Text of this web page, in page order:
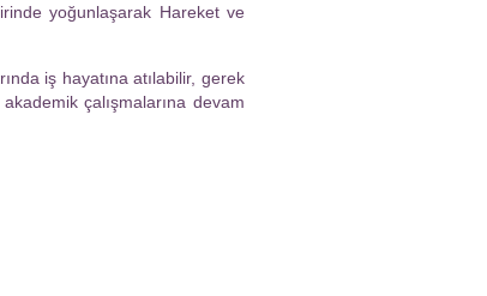
yoğunlaşarak Hareket ve
iş hayatına atılabilir, gerek
çalışmalarına devam